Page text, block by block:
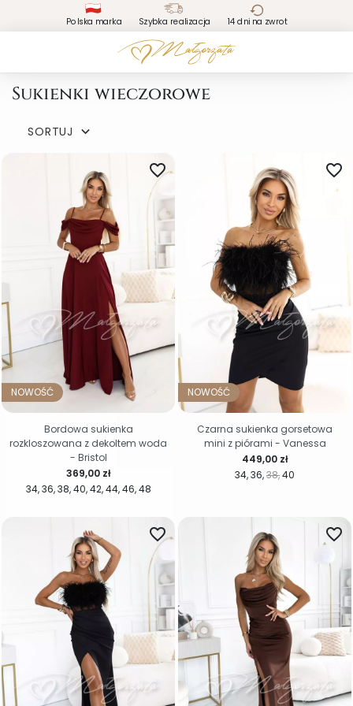
Polska marka Szybka realizacja 14 dni na zwrot
Sukienki wieczorowe
SORTUJ 
NOWOŚĆ
34 36 38 40 42 44 46 48
favorite_border
Cena
369,00 zł
Bordowa sukienka
rozkloszowana z dekoltem woda
- Bristol
NOWOŚĆ
34 36 38 40
favorite_border
Cena
449,00 zł
Czarna sukienka gorsetowa
mini z piórami - Vanessa
favorite_border favorite_border